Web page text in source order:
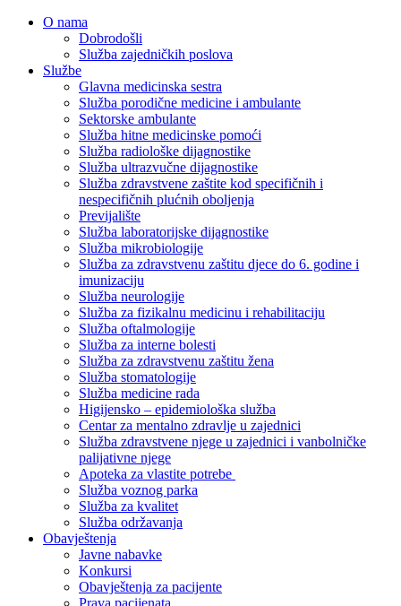
O nama
Dobrodošli
Služba zajedničkih poslova
Službe
Glavna medicinska sestra
Služba porodične medicine i ambulante
Sektorske ambulante
Služba hitne medicinske pomoći
Služba radiološke dijagnostike
Služba ultrazvučne dijagnostike
Služba zdravstvene zaštite kod specifičnih i
nespecifičnih plućnih oboljenja
Previjalište
Služba laboratorijske dijagnostike
Služba mikrobiologije
Služba za zdravstvenu zaštitu djece do 6. godine i
imunizaciju
Služba neurologije
Služba za fizikalnu medicinu i rehabilitaciju
Služba oftalmologije
Služba za interne bolesti
Služba za zdravstvenu zaštitu žena
Služba stomatologije
Služba medicine rada
Higijensko – epidemiološka služba
Centar za mentalno zdravlje u zajednici
Služba zdravstvene njege u zajednici i vanbolničke
palijativne njege
Apoteka za vlastite potrebe
Služba voznog parka
Služba za kvalitet
Služba održavanja
Obavještenja
Javne nabavke
Konkursi
Obavještenja za pacijente
Prava pacijenata